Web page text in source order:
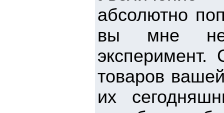
абсолютно
вы мне не
эксперимент.
товаров
их